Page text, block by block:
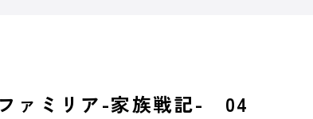
ミリア-家族戦記- 04